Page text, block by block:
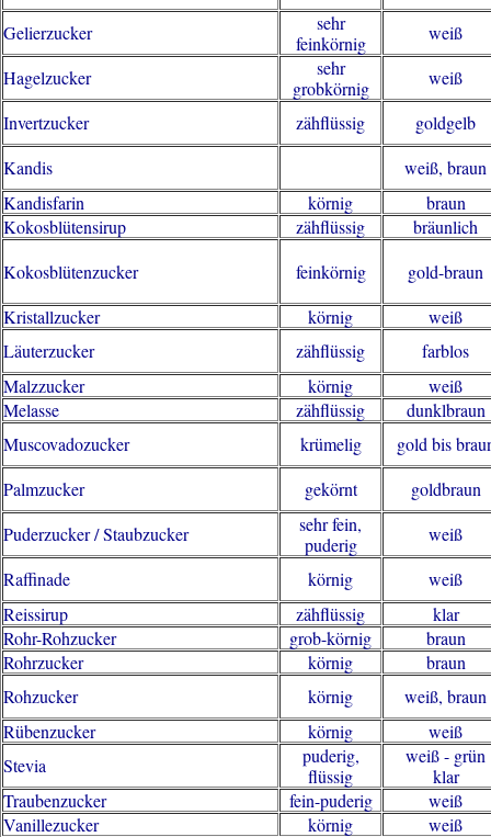
Gelierzucker
sehr
feinkörnig
weiß
Hagelzucker
sehr
grobkörnig
weiß
Invertzucker
zähflüssig
goldgelb
Kandis
weiß, braun
Kandisfarin
körnig
braun
Kokosblütensirup
zähflüssig
bräunlich
Kokosblütenzucker
feinkörnig
gold-braun
Kristallzucker
körnig
weiß
Läuterzucker
zähflüssig
farblos
Malzzucker
körnig
weiß
Melasse
zähflüssig
dunklbraun
Muscovadozucker
krümelig
gold bis
Palmzucker
gekörnt
goldbraun
Puderzucker / Staubzucker
sehr fein,
puderig
weiß
Raffinade
körnig
weiß
Reissirup
zähflüssig
klar
Rohr-Rohzucker
grob-körnig
braun
Rohrzucker
körnig
braun
Rohzucker
körnig
weiß, braun
Rübenzucker
körnig
weiß
Stevia
puderig,
flüssig
weiß - grün
klar
Traubenzucker
fein-puderig
weiß
Vanillezucker
körnig
weiß